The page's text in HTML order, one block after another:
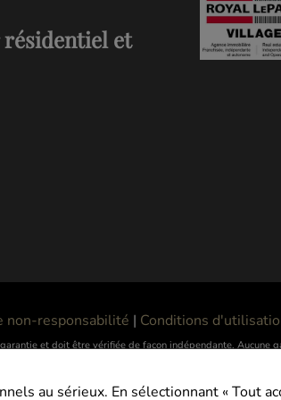
au sérieux. En sélectionnant « Tout
et
non-responsabilité | Conditions
et doit être vérifiée de façon indépendante.
sous contrat. REALTOR®, REALTORS® et le logo
de commerce REALTOR® servent à distinguer les